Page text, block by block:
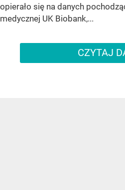
opierało się na danych
medycznej UK Biobank,...
CZYTAJ